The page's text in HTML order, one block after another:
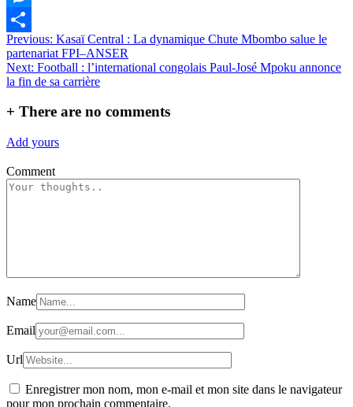
Messenger
Partager
Navigation
de
l’article
Previous: Kasaï Central : La dynamique Chute Mbombo salue le
partenariat FPI–ANSER
Next: Football : l’international congolais Paul-José Mpoku annonce
la fin de sa carrière
+ There are no comments
Add yours
Comment
Name
Email
Url
Enregistrer mon nom, mon e-mail et mon site dans le navigateur
pour mon prochain commentaire.